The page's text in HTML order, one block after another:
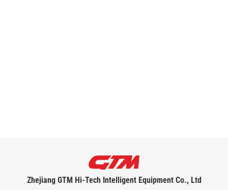
Zhejiang GTM Hi-Tech Intelligent Equipment Co., Ltd